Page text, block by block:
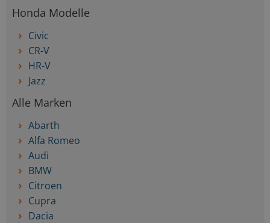
Honda Modelle
Civic
CR-V
HR-V
Jazz
Alle Marken
Abarth
Alfa Romeo
Audi
BMW
Citroen
Cupra
Dacia